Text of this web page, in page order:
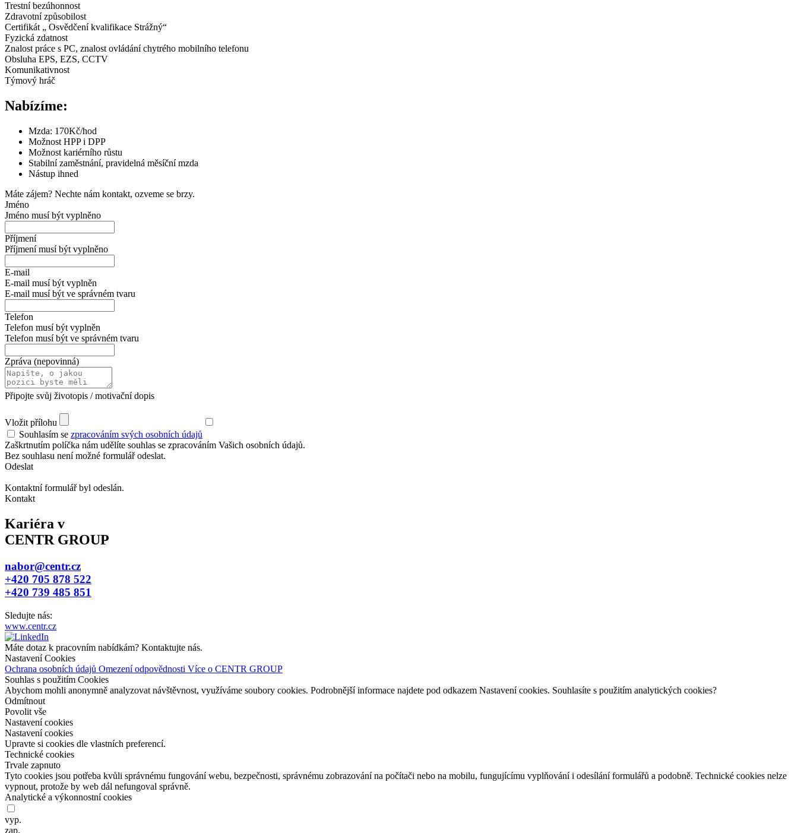
Trestní bezúhonnost
Zdravotní způsobilost
Certifikát „ Osvědčení kvalifikace Strážný“
Fyzická zdatnost
Znalost práce s PC, znalost ovládání chytrého mobilního telefonu
Obsluha EPS, EZS, CCTV
Komunikativnost
Týmový hráč
Nabízíme:
Mzda: 170Kč/hod
Možnost HPP i DPP
Možnost kariérního růstu
Stabilní zaměstnání, pravidelná měsíční mzda
Nástup ihned
Máte zájem? Nechte nám kontakt, ozveme se brzy.
Jméno
Jméno musí být vyplněno
Příjmení
Příjmení musí být vyplněno
E-mail
E-mail musí být vyplněn
E-mail musí být ve správném tvaru
Telefon
Telefon musí být vyplněn
Telefon musí být ve správném tvaru
Zpráva (nepovinná)
Připojte svůj životopis / motivační dopis
Vložit přílohu
Souhlasím se zpracováním svých osobních údajů
Zaškrtnutím políčka nám udělíte souhlas se zpracováním Vašich osobních údajů.
Bez souhlasu není možné formulář odeslat.
Odeslat
Kontaktní formulář byl odeslán.
Kontakt
Kariéra v
CENTR GROUP
nabor@centr.cz
+420 705 878 522
+420 739 485 851
Sledujte nás:
www.centr.cz
Máte dotaz k pracovním nabídkám? Kontaktujte nás.
Nastavení Cookies
Ochrana osobních údajů Omezení odpovědnosti Více o CENTR GROUP
Souhlas s použitím Cookies
Abychom mohli anonymně analyzovat návštěvnost, využíváme soubory cookies. Podrobnější informace najdete pod odkazem Nastavení cookies. Souhlasíte s použitím analytických cookies?
Odmítnout
Povolit vše
Nastavení cookies
Nastavení cookies
Upravte si cookies dle vlastních preferencí.
Technické cookies
Trvale zapnuto
Tyto cookies jsou potřeba kvůli správnému fungování webu, bezpečnosti, správnému zobrazování na počítači nebo na mobilu, fungujícímu vyplňování i odesílání formulářů a podobně. Technické cookies nelze
vypnout, protože by web dál nefungoval správně.
Analytické a výkonnostní cookies
vyp.
zap.